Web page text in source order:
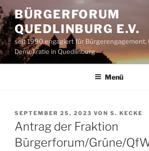
Zum
Inhalt
springen
BÜRGERFORUM
QUEDLINBURG E.V.
seit 1990 engagiert für Bürgerengagement,
Demokratie in Quedlinburg
Menü
VERÖFFENTLICHT
AM
SEPTEMBER 25, 2023 VON S. KECKE
Antrag der Fraktion
Bürgerforum/Grüne/